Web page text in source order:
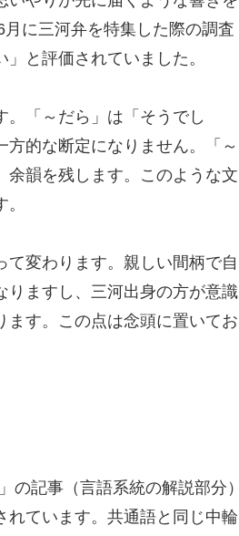
に三河弁を特集した際の調査
と評価されていました。
「～だら」は「そうでし
的な断定になりません。「～
余韻を残します。このような文
変わります。親しい間柄で自
りますし、三河出身の方が意識
ます。この点は念頭に置いてお
記事（言語系統の解説部分）
れています。共通語と同じ中輪